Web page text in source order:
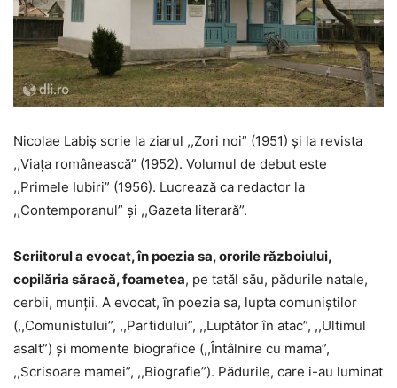
Nicolae Labiș scrie la ziarul ,,Zori noi” (1951) şi la revista
,,Viaţa românească” (1952). Volumul de debut este
,,Primele Iubiri” (1956). Lucrează ca redactor la
,,Contemporanul” şi ,,Gazeta literară”.
Scriitorul a evocat, în poezia sa, ororile războiului,
copilăria săracă, foametea, pe tatăl său, pădurile natale,
cerbii, munţii. A evocat, în poezia sa, lupta comuniştilor
(,,Comunistului”, ,,Partidului”, ,,Luptător în atac”, ,,Ultimul
asalt”) şi momente biografice (,,Întâlnire cu mama”,
,,Scrisoare mamei”, ,,Biografie”). Pădurile, care i-au luminat